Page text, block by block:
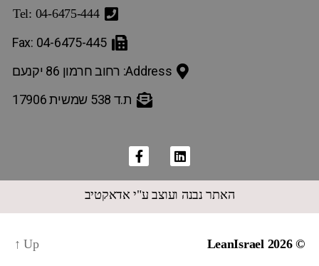
Tel: 04-6475-444
Fax: 04-6475-445
Address: רחוב חרמון 86 יקנעם
ת.ד 538 שמשית 17906
האתר נבנה ועוצב ע"י אדאקטיב
© 2026
LeanIsrael
Up
↑